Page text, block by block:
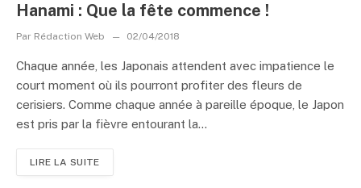
Hanami : Que la fête commence !
Par Rédaction Web 02/04/2018
Chaque année, les Japonais attendent avec impatience le
court moment où ils pourront profiter des fleurs de
cerisiers. Comme chaque année à pareille époque, le Japon
est pris par la fièvre entourant la...
LIRE LA SUITE